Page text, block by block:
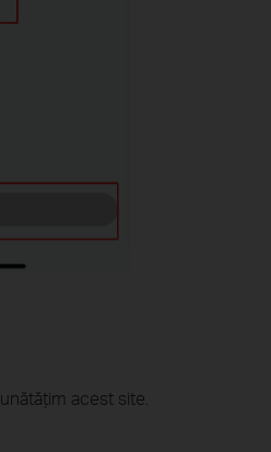
acest site.